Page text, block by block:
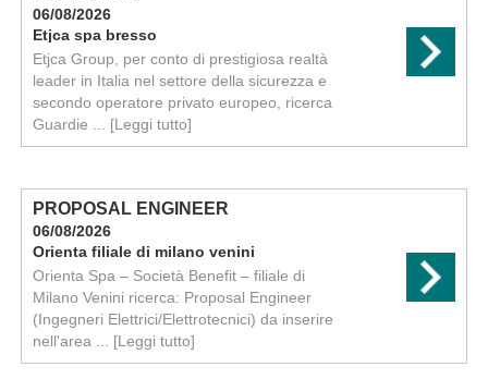
06/08/2026
Etjca spa bresso
Etjca Group, per conto di prestigiosa realtà
leader in Italia nel settore della sicurezza e
secondo operatore privato europeo, ricerca
Guardie ... [Leggi tutto]
PROPOSAL ENGINEER
06/08/2026
Orienta filiale di milano venini
Orienta Spa – Società Benefit – filiale di
Milano Venini ricerca: Proposal Engineer
(Ingegneri Elettrici/Elettrotecnici) da inserire
nell'area ... [Leggi tutto]